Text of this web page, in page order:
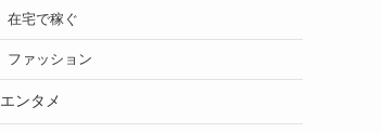
在宅で稼ぐ
ファッション
エンタメ